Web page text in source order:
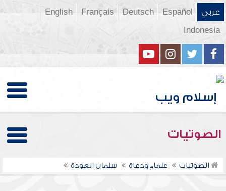
عربي Español
Deutsch
Français
English
Indonesia
الصوتيات
الصوتيات علماء ودعاة سلمان العودة